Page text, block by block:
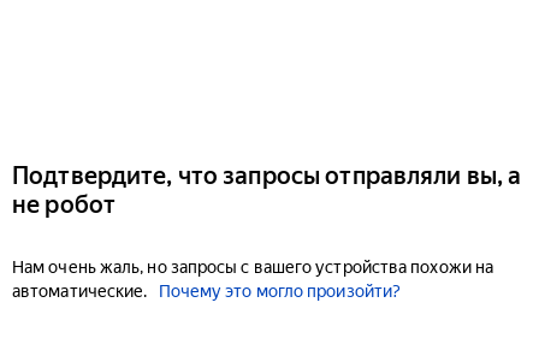
Подтвердите, что запросы отправляли вы, а
не робот
Нам очень жаль, но запросы с вашего устройства похожи на
автоматические.
Почему это могло произойти?